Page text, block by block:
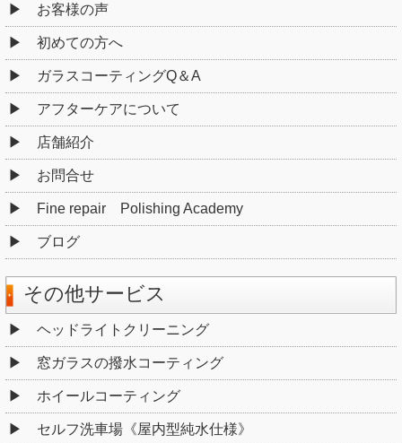
お客様の声
初めての方へ
ガラスコーティングQ＆A
アフターケアについて
店舗紹介
お問合せ
Fine repair Polishing Academy
ブログ
その他サービス
ヘッドライトクリーニング
窓ガラスの撥水コーティング
ホイールコーティング
セルフ洗車場《屋内型純水仕様》